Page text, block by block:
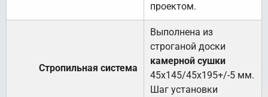
проектом.
Стропильная система
Выполнена из
строганой доски
камерной сушки
45х145/45х195+/-5 мм.
Шаг установки